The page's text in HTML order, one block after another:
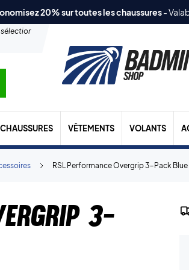
20% sur toutes les chaussures-
CHAUSSURES VÊTEMENTS VOLANTS
RSL Performance Overgrip 3-Pack Blue
3-